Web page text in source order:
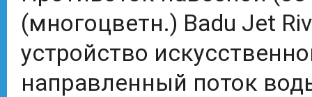
(многоцветн.) Badu Jet
устройство
направленный поток